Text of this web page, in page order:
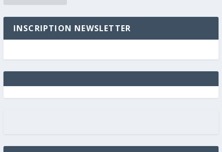
INSCRIPTION NEWSLETTER